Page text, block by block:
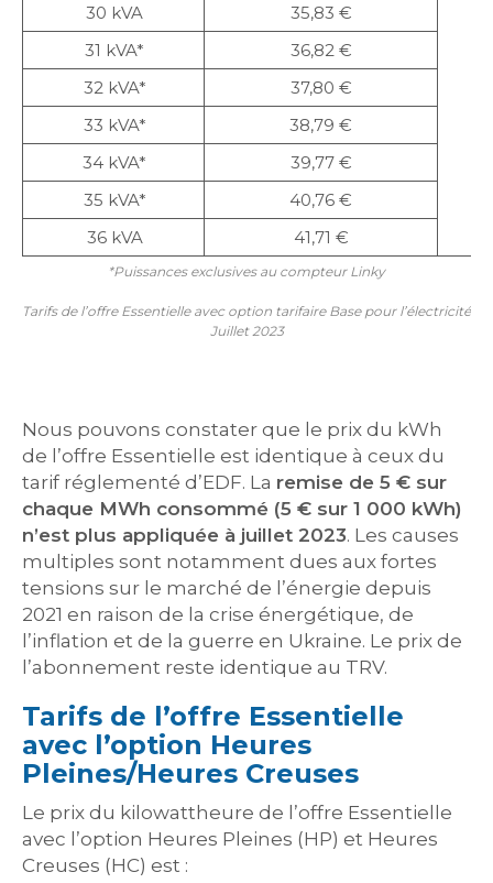
30 kVA
35,83 €
31 kVA*
36,82 €
32 kVA*
37,80 €
33 kVA*
38,79 €
34 kVA*
39,77 €
35 kVA*
40,76 €
36 kVA
41,71 €
*Puissances exclusives au compteur Linky
Tarifs de l’offre Essentielle avec option tarifaire Base pour l’électricité
Juillet 2023
Nous pouvons constater que le prix du kWh
de l’offre Essentielle est identique à ceux du
tarif réglementé d’EDF. La remise de 5 € sur
chaque MWh consommé (5 € sur 1 000 kWh)
n’est plus appliquée à juillet 2023. Les causes
multiples sont notamment dues aux fortes
tensions sur le marché de l’énergie depuis
2021 en raison de la crise énergétique, de
l’inflation et de la guerre en Ukraine. Le prix de
l’abonnement reste identique au TRV.
Tarifs de l’offre Essentielle
avec l’option Heures
Pleines/Heures Creuses
Le prix du kilowattheure de l’offre Essentielle
avec l’option Heures Pleines (HP) et Heures
Creuses (HC) est :